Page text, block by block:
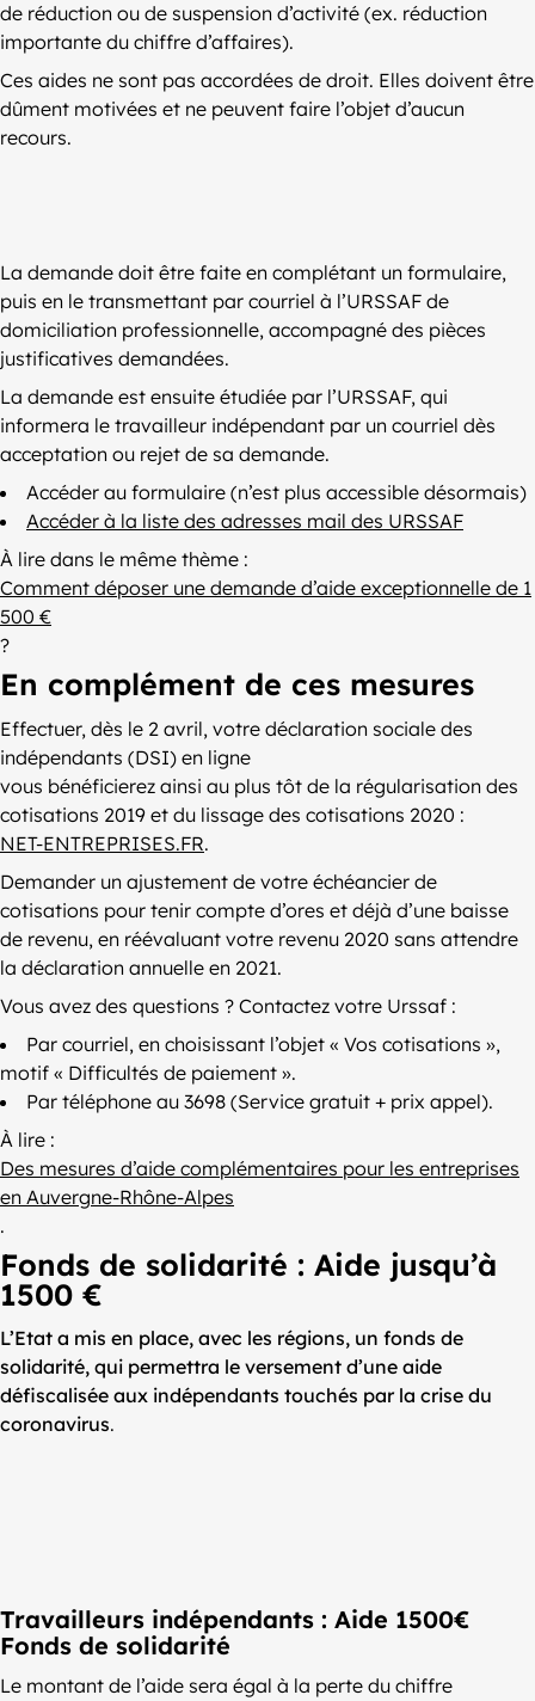
de réduction ou de suspension d’activité (ex. réduction
importante du chiffre d’affaires).
Ces aides ne sont pas accordées de droit. Elles doivent être
dûment motivées et ne peuvent faire l’objet d’aucun
recours.
La demande doit être faite en complétant un formulaire,
puis en le transmettant par courriel à l’URSSAF de
domiciliation professionnelle, accompagné des pièces
justificatives demandées.
La demande est ensuite étudiée par l’URSSAF, qui
informera le travailleur indépendant par un courriel dès
acceptation ou rejet de sa demande.
Accéder au formulaire (n’est plus accessible désormais)
Accéder à la liste des adresses mail des URSSAF
À lire dans le même thème :
Comment déposer une demande d’aide exceptionnelle de 1
500 €
?
En complément de ces mesures
Effectuer, dès le 2 avril, votre déclaration sociale des
indépendants (DSI) en ligne
vous bénéficierez ainsi au plus tôt de la régularisation des
cotisations 2019 et du lissage des cotisations 2020 :
NET-ENTREPRISES.FR.
Demander un ajustement de votre échéancier de
cotisations pour tenir compte d’ores et déjà d’une baisse
de revenu, en réévaluant votre revenu 2020 sans attendre
la déclaration annuelle en 2021.
Vous avez des questions ? Contactez votre Urssaf :
Par courriel, en choisissant l’objet « Vos cotisations »,
motif « Difficultés de paiement ».
Par téléphone au 3698 (Service gratuit + prix appel).
À lire :
Des mesures d’aide complémentaires pour les entreprises
en Auvergne-Rhône-Alpes
.
Fonds de solidarité : Aide jusqu’à
1500 €
L’Etat a mis en place, avec les régions, un fonds de
solidarité, qui permettra le versement d’une aide
défiscalisée aux indépendants touchés par la crise du
coronavirus.
Travailleurs indépendants : Aide 1500€
Fonds de solidarité
Le montant de l’aide sera égal à la perte du chiffre